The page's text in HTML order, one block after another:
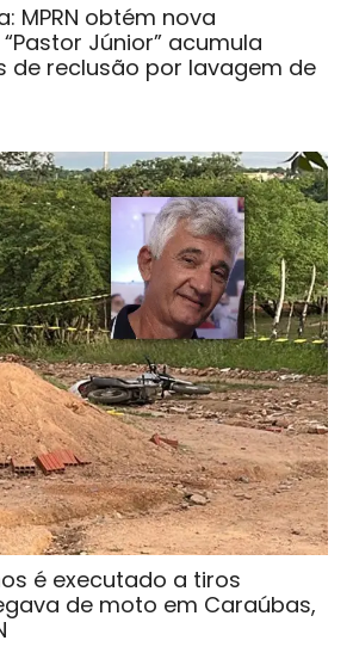
MPRN obtém nova
Júnior” acumula
de reclusão por lavagem de
é executado a tiros
de moto em Caraúbas,